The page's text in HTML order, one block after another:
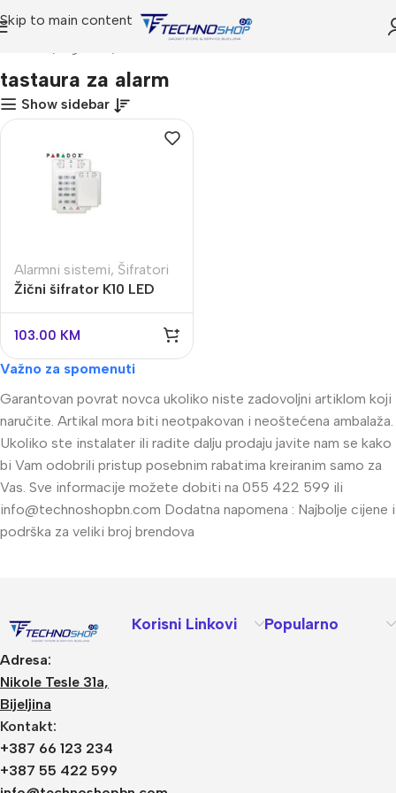
Skip to main content
tastaura za alarm
Show sidebar
Alarmni sistemi, Šifratori
Žični šifrator K10 LED
103.00 KM
Važno za spomenuti
Garantovan povrat novca ukoliko niste zadovoljni artiklom koji
naručite. Artikal mora biti neotpakovan i neoštećena ambalaža.
Ukoliko ste instalater ili radite dalju prodaju javite nam se kako
bi Vam odobrili pristup posebnim rabatima kreiranim samo za
Vas. Sve informacije možete dobiti na 055 422 599 ili
info@technoshopbn.com Dodatna napomena : Najbolje cijene i
podrška za veliki broj brendova
Adresa:
Nikole Tesle 31a,
Bijeljina
Kontakt:
+387 66 123 234
+387 55 422 599
Korisni Linkovi Popularno